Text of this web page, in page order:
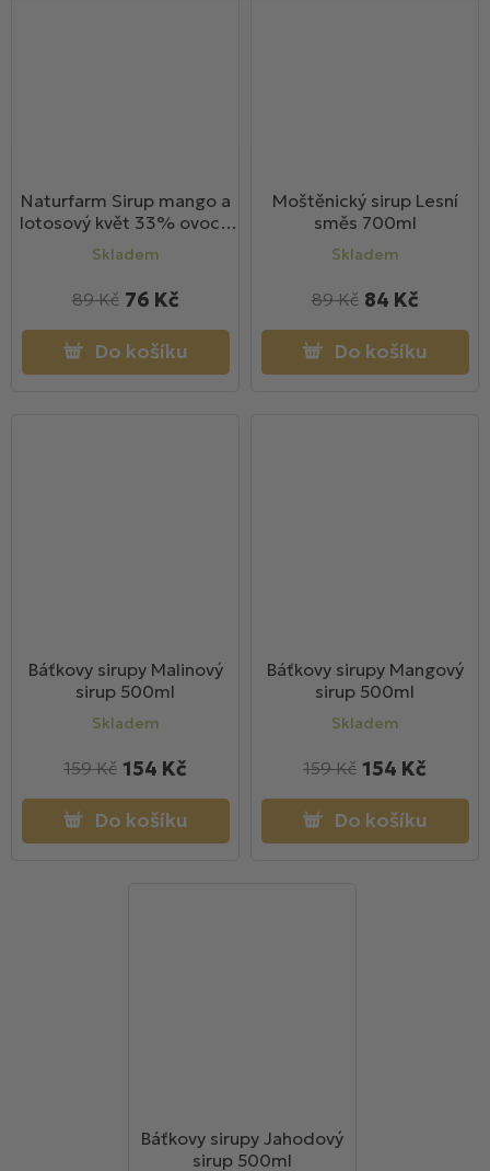
Naturfarm Sirup mango a
lotosový květ 33% ovoce
700ml
Skladem
76 Kč
89 Kč
Do košíku
Moštěnický sirup Lesní
směs 700ml
Skladem
84 Kč
89 Kč
Do košíku
Báťkovy sirupy Malinový
sirup 500ml
Skladem
154 Kč
159 Kč
Do košíku
Báťkovy sirupy Mangový
sirup 500ml
Skladem
154 Kč
159 Kč
Do košíku
Báťkovy sirupy Jahodový
sirup 500ml